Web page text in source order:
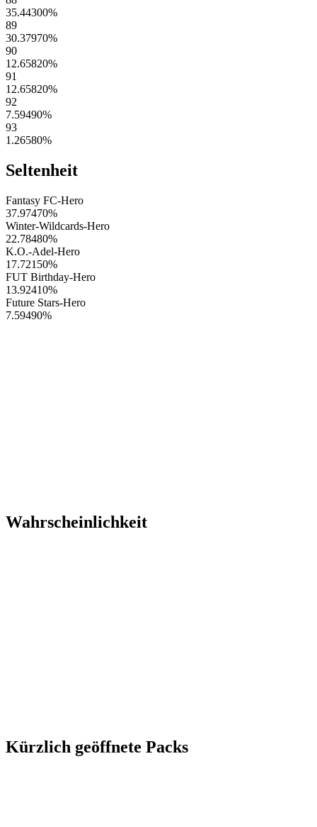
35.44300%
89
30.37970%
90
12.65820%
91
12.65820%
92
7.59490%
93
1.26580%
Seltenheit
Fantasy FC-Hero
37.97470%
Winter-Wildcards-Hero
22.78480%
K.O.-Adel-Hero
17.72150%
FUT Birthday-Hero
13.92410%
Future Stars-Hero
7.59490%
Wahrscheinlichkeit
Kürzlich geöffnete Packs